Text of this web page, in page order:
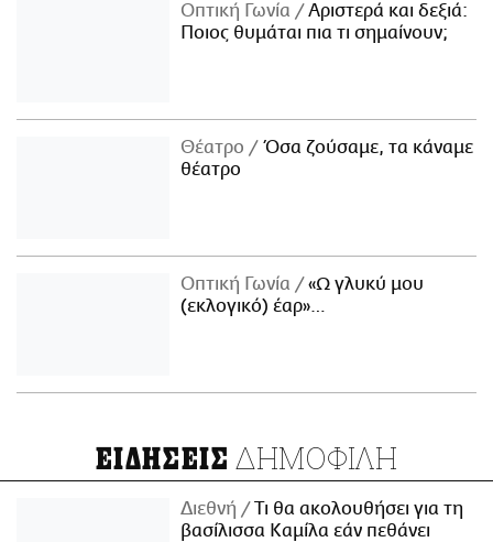
Οπτική Γωνία
Αριστερά και δεξιά:
Ποιος θυμάται πια τι σημαίνουν;
Θέατρο
Όσα ζούσαμε, τα κάναμε
θέατρο
Οπτική Γωνία
«Ω γλυκύ μου
(εκλογικό) έαρ»…
ΕΙΔΗΣΕΙΣ ΔΗΜΟΦΙΛΗ
Διεθνή
Τι θα ακολουθήσει για τη
βασίλισσα Καμίλα εάν πεθάνει